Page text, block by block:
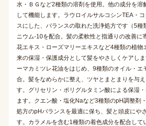
水・ＢＧなど2種類の溶剤を使用。他の成分を溶
して機能します。ラウロイルサルコシンTEA・
スにした、バランスの取れた洗浄処方です（5種
ニウム-10を配合。髪の柔軟性と指通りの改善に
花エキス・ローズマリーエキスなど4種類の植物
来の保湿・保護成分として髪をやさしくケアし
ーマカミツレ花油をはじめ、9種類のオイル・エ
合。髪をなめらかに整え、ツヤとまとまりを与
す。グリセリン・ポリグルタミン酸による保湿
ます。クエン酸・塩化Naなど3種類のpH調整剤
処方のpHバランスを最適に保ち、髪と頭皮にや
す。カラメルを含む1種類の着色成分を配合して